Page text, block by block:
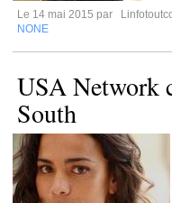
Le 14 mai 2015 par
NONE
USA Network
South